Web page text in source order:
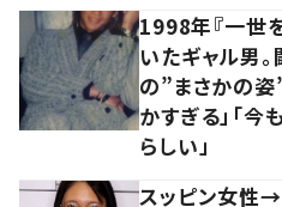
1998年『一世
いたギャル男
の”まさかの姿”
かすぎる」「今
らしい」
スッピン女性